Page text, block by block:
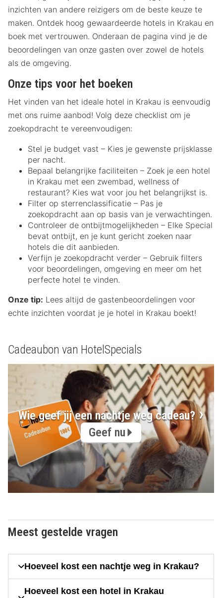
inzichten van andere reizigers om de beste keuze te
maken. Ontdek hoog gewaardeerde hotels in Krakau en
boek met vertrouwen. Onderaan de pagina vind je de
beoordelingen van onze gasten over zowel de hotels
als de omgeving.
Onze tips voor het boeken
Het vinden van het ideale hotel in Krakau is eenvoudig
met ons ruime aanbod! Volg deze checklist om je
zoekopdracht te vereenvoudigen:
Stel je budget vast – Kies je gewenste prijsklasse
per nacht.
Bepaal belangrijke faciliteiten – Zoek je een hotel
in Krakau met een zwembad, wellness of
restaurant? Kies wat voor jou het belangrijkst is.
Filter op sterrenclassificatie – Pas je
zoekopdracht aan op basis van je verwachtingen.
Controleer de ontbijtmogelijkheden – Elke Special
bevat ontbijt, en je kunt gericht zoeken naar
hotels die dit aanbieden.
Verfijn je zoekopdracht verder – Gebruik filters
voor beoordelingen, omgeving en meer om het
perfecte hotel te vinden.
Onze tip: Lees altijd de gastenbeoordelingen voor
echte inzichten voordat je je hotel in Krakau boekt!
Cadeaubon van HotelSpecials
Wie geef jij een nachtje weg cadeau?
Geef nu
Meest gestelde vragen
Hoeveel kost een nachtje weg in Krakau?
Hoeveel kost een hotel in Krakau